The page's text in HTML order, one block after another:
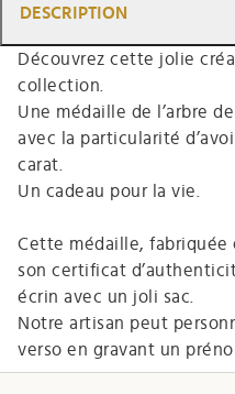
DESCRIPTION
Découvrez cette jolie
collection.
Une médaille de l’arbre
avec la particularité
carat.
Un cadeau pour la vie.
Cette médaille, fabriquée
son certificat
écrin avec un joli sac.
Notre artisan peut
verso en gravant un